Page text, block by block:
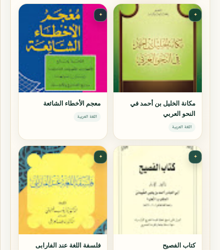
✦
مكانة الخليل بن أحمد في
النحو العربي
اللغة العربية
✦
معجم الأخطاء الشائعة
اللغة العربية
✦
كتاب الفصيح
✦
فلسفة اللغة عند الفارابى